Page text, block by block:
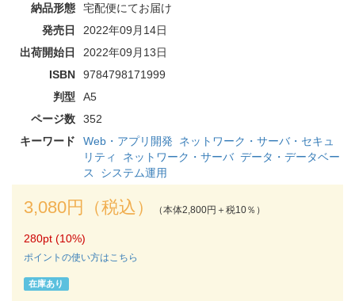
納品形態
宅配便にてお届け
発売日
2022年09月14日
出荷開始日
2022年09月13日
ISBN
9784798171999
判型
A5
ページ数
352
キーワード
Web・アプリ開発
ネットワーク・サーバ・セキュ
リティ
ネットワーク・サーバ データ・データベー
ス
システム運用
3,080円（税込） （本体2,800円＋税10％）
280pt (10%)
ポイントの使い方はこちら
在庫あり